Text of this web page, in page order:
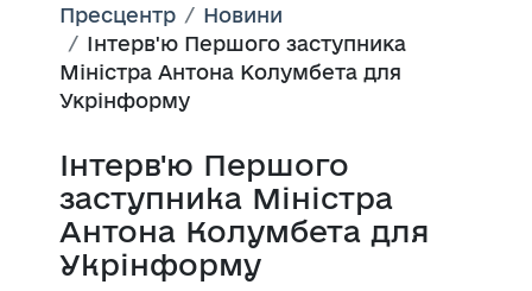
Пресцентр
Новини
Інтерв'ю Першого заступника
Міністра Антона Колумбета для
Укрінформу
Інтерв'ю Першого
заступника Міністра
Антона Колумбета для
Укрінформу